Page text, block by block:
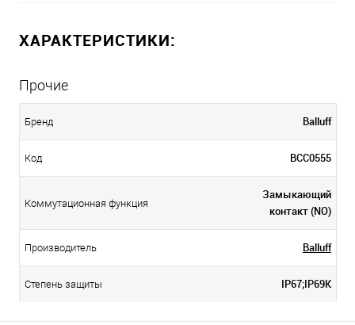
ХАРАКТЕРИСТИКИ:
Прочие
Бренд Balluff
Код BCC0555
Коммутационная функция
Замыкающий
контакт (NO)
Производитель Balluff
Степень защиты IP67;IP69K